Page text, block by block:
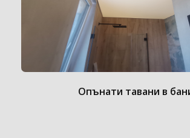
Опънати тавани в